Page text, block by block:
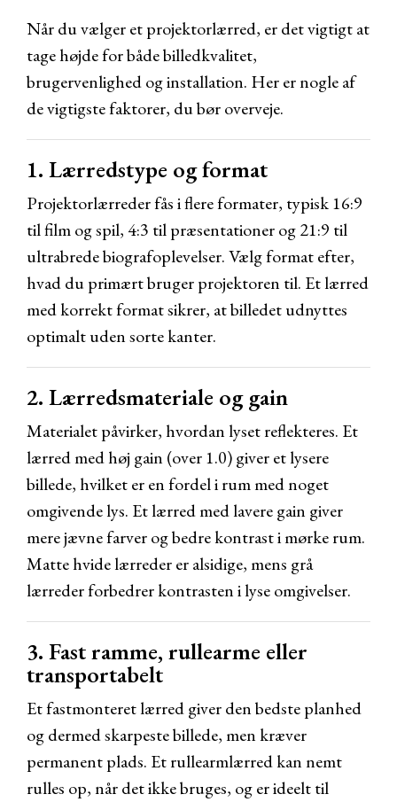
Når du vælger et projektorlærred, er det vigtigt at
tage højde for både billedkvalitet,
brugervenlighed og installation. Her er nogle af
de vigtigste faktorer, du bør overveje.
1. Lærredstype og format
Projektorlærreder fås i flere formater, typisk 16:9
til film og spil, 4:3 til præsentationer og 21:9 til
ultrabrede biografoplevelser. Vælg format efter,
hvad du primært bruger projektoren til. Et lærred
med korrekt format sikrer, at billedet udnyttes
optimalt uden sorte kanter.
2. Lærredsmateriale og gain
Materialet påvirker, hvordan lyset reflekteres. Et
lærred med høj gain (over 1.0) giver et lysere
billede, hvilket er en fordel i rum med noget
omgivende lys. Et lærred med lavere gain giver
mere jævne farver og bedre kontrast i mørke rum.
Matte hvide lærreder er alsidige, mens grå
lærreder forbedrer kontrasten i lyse omgivelser.
3. Fast ramme, rullearme eller
transportabelt
Et fastmonteret lærred giver den bedste planhed
og dermed skarpeste billede, men kræver
permanent plads. Et rullearmlærred kan nemt
rulles op, når det ikke bruges, og er ideelt til